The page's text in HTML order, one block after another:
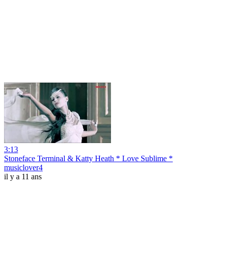
3:13
Stoneface Terminal & Katty Heath * Love Sublime *
musiclover4
il y a 11 ans